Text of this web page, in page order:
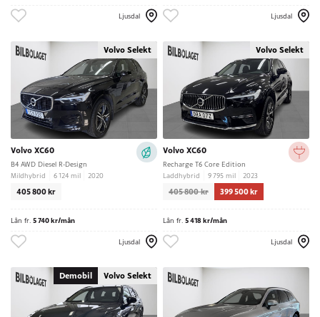
Ljusdal Ljusdal
Volvo Selekt
Volvo XC60
B4 AWD Diesel R-Design
Mildhybrid
6 124 mil 2020
405 800 kr
Lån fr. 5 740 kr/mån
Ljusdal
Volvo Selekt
Volvo XC60
Recharge T6 Core Edition
Laddhybrid
9 795 mil 2023
405 800 kr 399 500 kr
Lån fr. 5 418 kr/mån
Ljusdal
Demobil Volvo Selekt